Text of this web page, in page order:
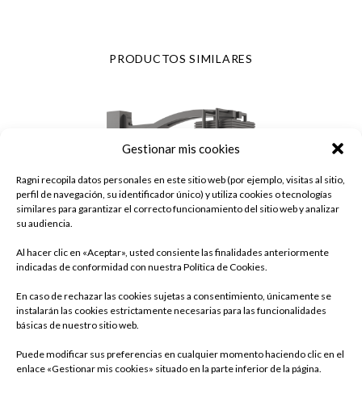
Gestionar mis cookies
Ragni recopila datos personales en este sitio web (por ejemplo, visitas al sitio,
perfil de navegación, su identificador único) y utiliza cookies o tecnologías
similares para garantizar el correcto funcionamiento del sitio web y analizar
su audiencia.
Al hacer clic en «Aceptar», usted consiente las finalidades anteriormente
indicadas de conformidad con nuestra Política de Cookies.
En caso de rechazar las cookies sujetas a consentimiento, únicamente se
instalarán las cookies estrictamente necesarias para las funcionalidades
básicas de nuestro sitio web.
Puede modificar sus preferencias en cualquier momento haciendo clic en el
enlace «Gestionar mis cookies» situado en la parte inferior de la página.
PRODUCTOS SIMILARES